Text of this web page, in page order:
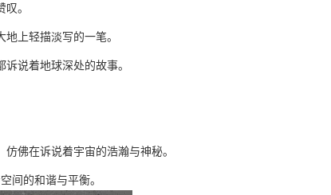
。
上轻描淡写的一笔。
说着地球深处的故事。
佛在诉说着宇宙的浩瀚与神秘。
间的和谐与平衡。